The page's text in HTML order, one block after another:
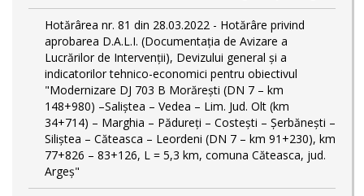
Hotărârea nr. 81 din 28.03.2022 - Hotărâre privind
aprobarea D.A.L.I. (Documentaţia de Avizare a
Lucrărilor de Intervenţii), Devizului general și a
indicatorilor tehnico-economici pentru obiectivul
"Modernizare DJ 703 B Morărești (DN 7 – km
148+980) –Saliștea – Vedea – Lim. Jud. Olt (km
34+714) – Marghia – Pădureți – Costești – Șerbănești –
Siliștea – Căteasca – Leordeni (DN 7 – km 91+230), km
77+826 – 83+126, L = 5,3 km, comuna Căteasca, jud.
Argeș"